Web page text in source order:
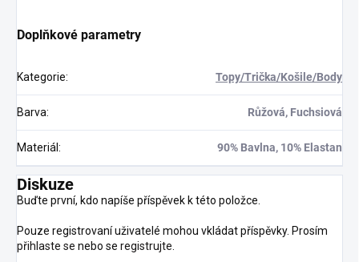
Doplňkové parametry
Kategorie: Topy/Trička/Košile/Body
Barva: Růžová, Fuchsiová
Materiál : 90% Bavlna, 10% Elastan
Diskuze
Buďte první, kdo napíše příspěvek k této položce.
Pouze registrovaní uživatelé mohou vkládat příspěvky. Prosím
přihlaste se nebo se registrujte